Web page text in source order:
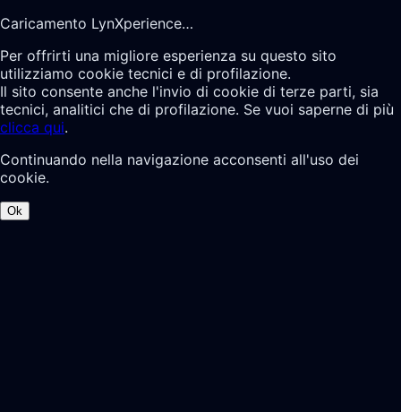
Caricamento LynXperience…
Per offrirti una migliore esperienza su questo sito
utilizziamo cookie tecnici e di profilazione.
Il sito consente anche l'invio di cookie di terze parti, sia
tecnici, analitici che di profilazione. Se vuoi saperne di più
clicca qui.
Continuando nella navigazione acconsenti all'uso dei
cookie.
Ok